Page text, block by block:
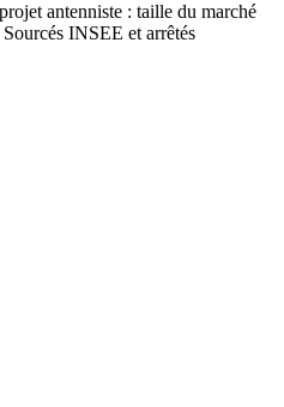
antenniste : taille du marché
INSEE et arrêtés